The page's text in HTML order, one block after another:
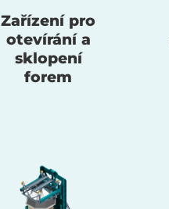
Zařízení pro
otevírání a
sklopení
forem